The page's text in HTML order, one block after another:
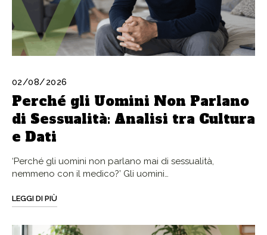
02/08/2026
Perché gli Uomini Non Parlano
di Sessualità: Analisi tra Cultura
e Dati
‘Perché gli uomini non parlano mai di sessualità,
nemmeno con il medico?’ Gli uomini…
LEGGI DI PIÙ